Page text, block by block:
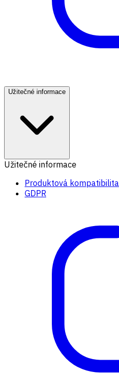
Užitečné informace
Užitečné informace
Produktová kompatibilita
GDPR